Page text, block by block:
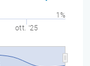
ott. '25
1%